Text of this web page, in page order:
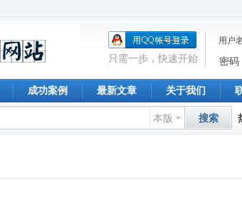
用户名
密码
只需一步，快速开始
成功案例 最新文章 关于我们
本版 搜索